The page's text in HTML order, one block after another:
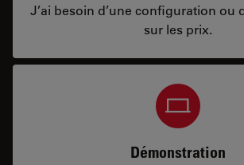
J’ai besoin d’une configuration ou
sur les prix.
Démonstration